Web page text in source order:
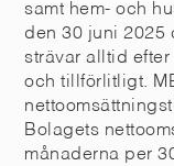
samt hem- och
den 30 juni 2025
strävar alltid
och tillförlitligt.
Bolagets
månaderna per